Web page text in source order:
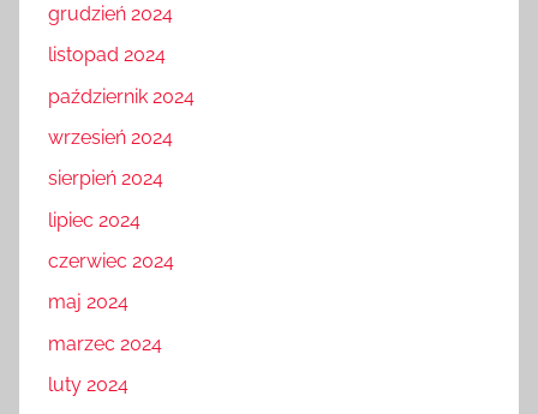
grudzień 2024
listopad 2024
październik 2024
wrzesień 2024
sierpień 2024
lipiec 2024
czerwiec 2024
maj 2024
marzec 2024
luty 2024